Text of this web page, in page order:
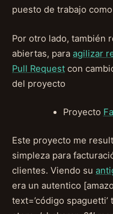
puesto de trabajo como
Por otro lado, también
abiertas, para agilizar
Pull Request con
del proyecto
Proyecto
Este proyecto me
simpleza para
clientes. Viendo su
era un autentico
text=’código spaguetti’